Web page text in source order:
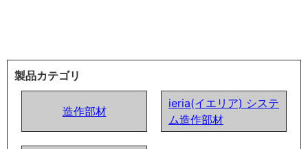
製品カテゴリ
造作部材
ieria(イエリア) システ
ム造作部材